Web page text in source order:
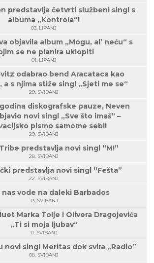
predstavlja četvrti službeni singl s
albuma „Kontrola“!
03. LIPANJ
objavila album „Mogu, al’ neću“ s
se ne planira uklopiti
01. LIPANJ
odabrao bend Aracataca kao
a s njima stiže singl „Sjeti me se“
29. SVIBANJ
diskografske pauze, Neven
novi singl „Sve što imaš“ –
pismo samome sebi!
29. SVIBANJ
predstavlja novi singl “M!”
28. SVIBANJ
predstavlja novi singl “Fešta”
22. SVIBANJ
nas vode na daleki Barbados
13. SVIBANJ
Marka Tolje i Olivera Dragojevića
„Ti si moja ljubav“
11. SVIBANJ
novi singl Meritas dok svira „Radio”
08. SVIBANJ